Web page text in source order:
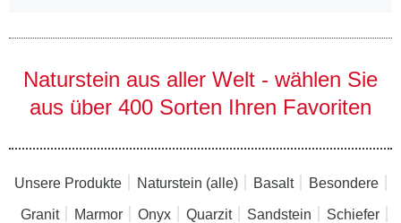
Naturstein aus aller Welt - wählen Sie
aus über 400 Sorten Ihren Favoriten
Unsere Produkte Naturstein (alle) Basalt Besondere
Granit Marmor Onyx Quarzit Sandstein Schiefer